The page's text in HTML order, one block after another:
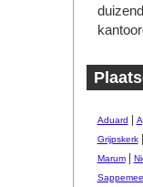
Aduard
Grijpskerk
Marum|